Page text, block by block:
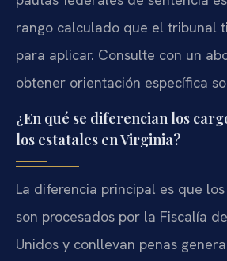
rango calculado que el tribunal
para aplicar. Consulte con un
obtener orientación específica
¿En qué se diferencian los
los estatales en Virginia?
La diferencia principal es que
son procesados por la Fiscalía
Unidos y conllevan penas